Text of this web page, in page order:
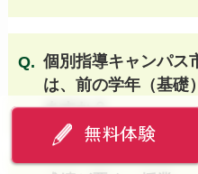
日本工業大学駒場高等
目白研心高等学校
豊南高等学校
大
【埼玉
不動岡高等学校
個別指導キャンパス
は、前の学年（基礎
ますか？
無料体験